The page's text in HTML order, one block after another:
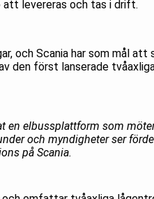
att levereras och tas i drift.
och Scania har som mål
den först lanserade
en elbussplattform som
och myndigheter ser
på Scania.